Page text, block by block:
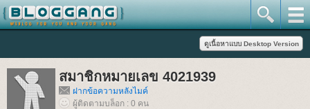
สมาชิกหมายเลข 4021939
ฝากข้อความหลังไมค์
ผู้ติดตามบล็อก : 0 คน